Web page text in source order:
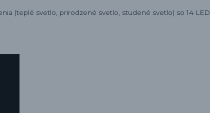
(teplé svetlo, prirodzené svetlo, studené svetlo) so 14 LED